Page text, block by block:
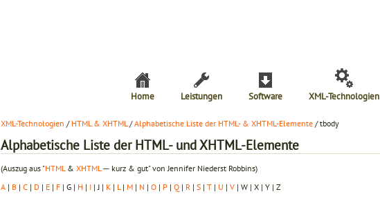
Home Leistungen Software XML-Technologien
XML-Technologien / HTML & XHTML/Alphabetische Liste der HTML- & XHTML-Elemente / tbody
Alphabetische Liste der HTML- und XHTML-Elemente
(Auszug aus "HTML & XHTML ─ kurz & gut" von Jennifer Niederst Robbins)
A | B | C | D | E | F | G | H | I | J | K | L | M | N | O | P | Q | R | S | T | U | V | W | X | Y | Z